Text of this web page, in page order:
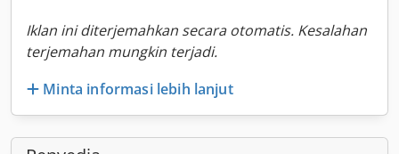
Iklan ini diterjemahkan secara otomatis. Kesalahan
terjemahan mungkin terjadi.
Minta informasi lebih lanjut